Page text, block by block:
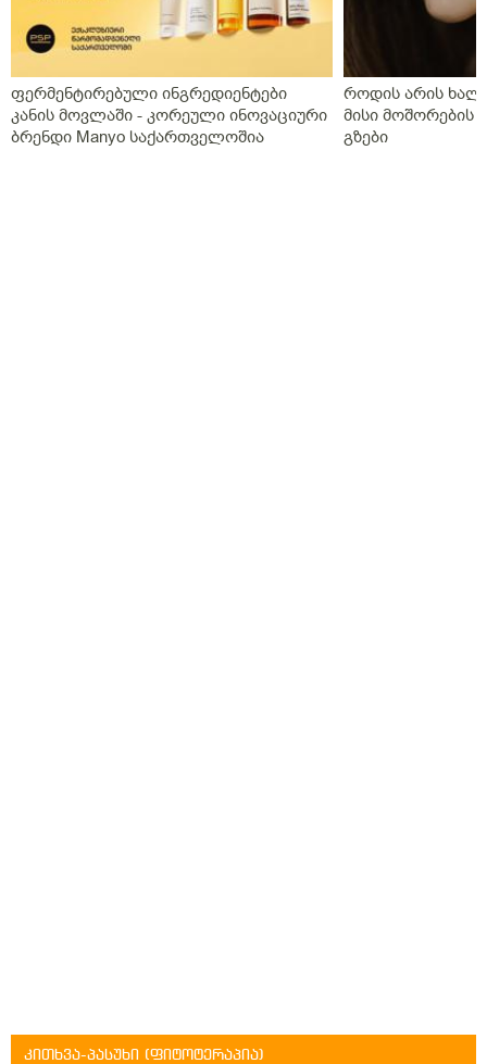
ფერმენტირებული ინგრედიენტები
კანის მოვლაში - კორეული ინოვაციური
ბრენდი Manyo საქართველოშია
როდის არის
მისი მოშორების
გზები
კითხვა-პასუხი (ფიტოტერაპია)